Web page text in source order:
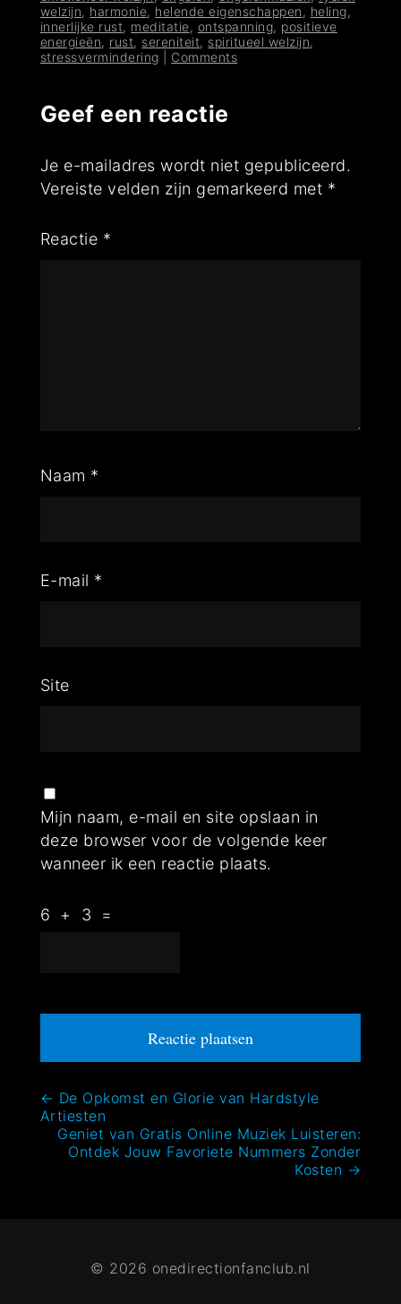
welzijn, harmonie, helende eigenschappen , heling,
innerlijke rust, meditatie, ontspanning, positieve
energieën, rust, sereniteit, spiritueel welzijn,
stressvermindering
Comments
Geef een reactie
Je e-mailadres wordt niet gepubliceerd.
Vereiste velden zijn gemarkeerd met *
Reactie *
Naam *
E-mail *
Site
Mijn naam, e-mail en site opslaan in
deze browser voor de volgende keer
wanneer ik een reactie plaats.
6 + 3 =
Bericht
navigatie
← De Opkomst en Glorie van Hardstyle
Artiesten
Geniet van Gratis Online Muziek Luisteren:
Ontdek Jouw Favoriete Nummers Zonder
Kosten →
© 2026 onedirectionfanclub.nl